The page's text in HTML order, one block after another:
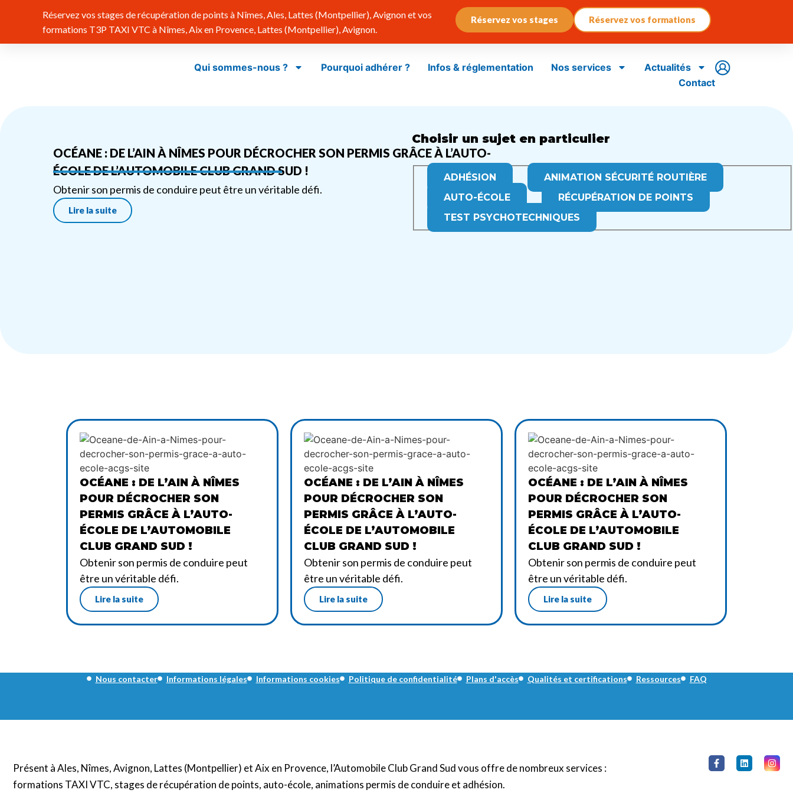
Réservez vos stages de récupération de points à Nîmes, Ales, Lattes (Montpellier), Avignon et vos
formations T3P TAXI VTC à Nîmes, Aix en Provence, Lattes (Montpellier), Avignon.
Réservez vos stages Réservez vos formations
Qui sommes-nous ? Pourquoi adhérer ? Infos & réglementation Nos services
Actualités
Contact
OCÉANE : DE L’AIN À NÎMES POUR DÉCROCHER SON PERMIS GRÂCE À L’AUTO-
ÉCOLE DE L’AUTOMOBILE CLUB GRAND SUD !
Obtenir son permis de conduire peut être un véritable défi.
Lire la suite
Choisir un sujet en particulier
ADHÉSION
ANIMATION SÉCURITÉ ROUTIÈRE
AUTO-ÉCOLE
RÉCUPÉRATION DE POINTS
TEST PSYCHOTECHNIQUES
OCÉANE : DE L’AIN À NÎMES
POUR DÉCROCHER SON
PERMIS GRÂCE À L’AUTO-
ÉCOLE DE L’AUTOMOBILE
CLUB GRAND SUD !
Obtenir son permis de conduire peut
être un véritable défi.
Lire la suite
OCÉANE : DE L’AIN À NÎMES
POUR DÉCROCHER SON
PERMIS GRÂCE À L’AUTO-
ÉCOLE DE L’AUTOMOBILE
CLUB GRAND SUD !
Obtenir son permis de conduire peut
être un véritable défi.
Lire la suite
OCÉANE : DE L’AIN À NÎMES
POUR DÉCROCHER SON
PERMIS GRÂCE À L’AUTO-
ÉCOLE DE L’AUTOMOBILE
CLUB GRAND SUD !
Obtenir son permis de conduire peut
être un véritable défi.
Lire la suite
Nous contacter Informations légales Informations cookies Politique de confidentialité Plans d'accès Qualités et certifications Ressources FAQ
Présent à Ales, Nîmes, Avignon, Lattes (Montpellier) et Aix en Provence, l’Automobile Club Grand Sud vous offre de nombreux services :
formations TAXI VTC, stages de récupération de points, auto-école, animations permis de conduire et adhésion.